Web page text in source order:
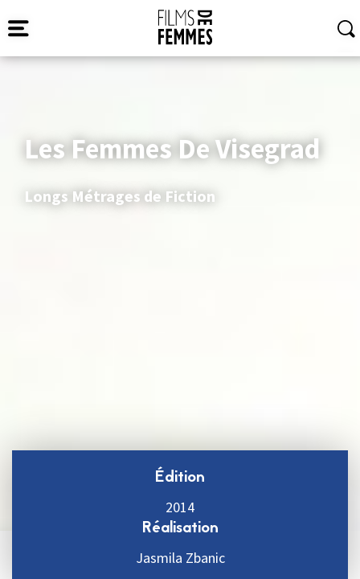
Les Femmes De Visegrad
Longs Métrages de Fiction
Édition
2014
Réalisation
Jasmila Zbanic